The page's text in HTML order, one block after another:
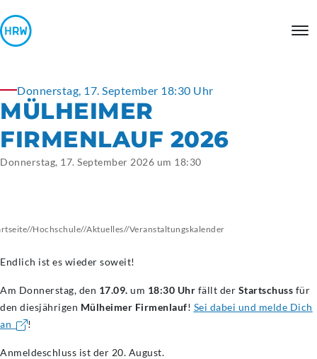
Donnerstag, 17. September 18:30 Uhr
MÜLHEIMER
FIRMENLAUF 2026
Donnerstag, 17. September 2026 um 18:30
//Hochschule//Aktuelles//Veranstaltungskalender
Endlich ist es wieder soweit!
Am Donnerstag, den 17.09. um 18:30 Uhr fällt der Startschuss für
den diesjährigen Mülheimer Firmenlauf! Sei dabei und melde Dich
an
!
Anmeldeschluss ist der 20. August.